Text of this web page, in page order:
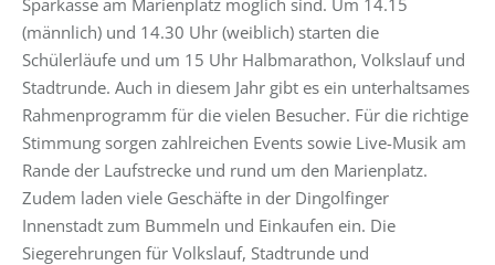
(männlich) und 14.30 Uhr (weiblich) starten die
Schülerläufe und um 15 Uhr Halbmarathon, Volkslauf und
Stadtrunde. Auch in diesem Jahr gibt es ein unterhaltsames
Rahmenprogramm für die vielen Besucher. Für die richtige
Stimmung sorgen zahlreichen Events sowie Live-Musik am
Rande der Laufstrecke und rund um den Marienplatz.
Zudem laden viele Geschäfte in der Dingolfinger
Innenstadt zum Bummeln und Einkaufen ein. Die
Siegerehrungen für Volkslauf, Stadtrunde und